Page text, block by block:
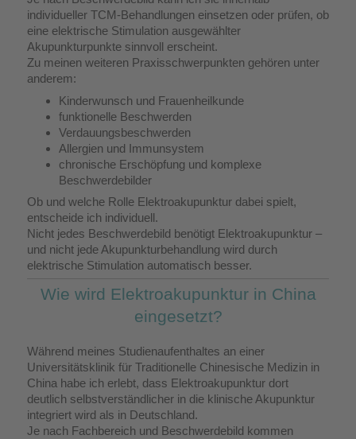
individueller TCM-Behandlungen einsetzen oder prüfen, ob
eine elektrische Stimulation ausgewählter
Akupunkturpunkte sinnvoll erscheint.
Zu meinen weiteren Praxisschwerpunkten gehören unter
anderem:
Kinderwunsch und Frauenheilkunde
funktionelle Beschwerden
Verdauungsbeschwerden
Allergien und Immunsystem
chronische Erschöpfung und komplexe
Beschwerdebilder
Ob und welche Rolle Elektroakupunktur dabei spielt,
entscheide ich individuell.
Nicht jedes Beschwerdebild benötigt Elektroakupunktur –
und nicht jede Akupunkturbehandlung wird durch
elektrische Stimulation automatisch besser.
Wie wird Elektroakupunktur in China
eingesetzt?
Während meines Studienaufenthaltes an einer
Universitätsklinik für Traditionelle Chinesische Medizin in
China habe ich erlebt, dass Elektroakupunktur dort
deutlich selbstverständlicher in die klinische Akupunktur
integriert wird als in Deutschland.
Je nach Fachbereich und Beschwerdebild kommen